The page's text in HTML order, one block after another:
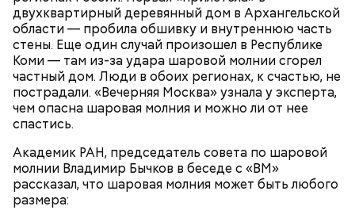
двухквартирный деревянный дом в Архангельской
области — пробила обшивку и внутреннюю часть
стены. Еще один случай произошел в Республике
Коми — там из-за удара шаровой молнии сгорел
частный дом. Люди в обоих регионах, к счастью, не
пострадали. «Вечерняя Москва» узнала у эксперта,
чем опасна шаровая молния и можно ли от нее
спастись.
Академик РАН, председатель совета по шаровой
молнии Владимир Бычков в беседе с «ВМ»
рассказал, что шаровая молния может быть любого
размера:
По его словам, солдаты не знали о масштабах
трагедии. Подобных аварий раньше не случалось.
Поэтому он не испытывал страха.